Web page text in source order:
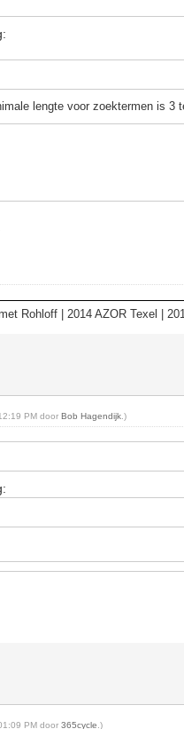
lengte voor zoektermen is 3
Rohloff | 2014 AZOR Texel |
PM doorBob Hagendijk .)
PM door365cycle .)